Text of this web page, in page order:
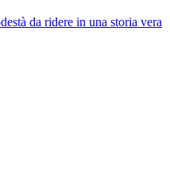
da ridere in una storia vera